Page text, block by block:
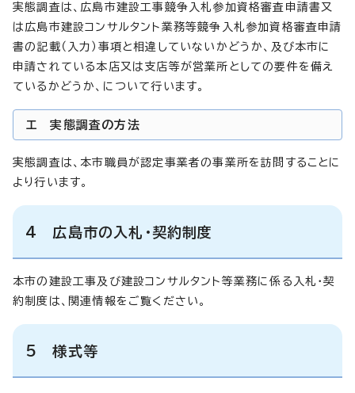
実態調査は、広島市建設工事競争入札参加資格審査申請書又
は広島市建設コンサルタント業務等競争入札参加資格審査申請
書の記載（入力）事項と相違していないかどうか、及び本市に
申請されている本店又は支店等が営業所としての要件を備え
ているかどうか、について行います。
エ 実態調査の方法
実態調査は、本市職員が認定事業者の事業所を訪問することに
より行います。
4 広島市の入札・契約制度
本市の建設工事及び建設コンサルタント等業務に係る入札・契
約制度は、関連情報をご覧ください。
5 様式等